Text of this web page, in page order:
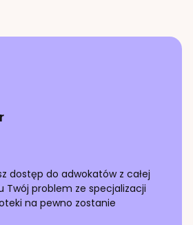
dostęp do adwokatów z całej
Twój problem ze specjalizacji
na pewno zostanie